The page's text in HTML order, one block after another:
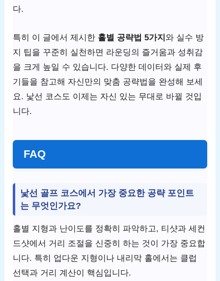
다.
특히 이 글에서 제시한 홀별 공략법 5가지 와 실수 방
지 팁을 꾸준히 실천하면 라운딩의 즐거움과 성취감
을 크게 높일 수 있습니다. 다양한 데이터와 실제 후
기들을 참고해 자신만의 맞춤 공략법을 완성해 보세
요. 낯선 코스도 이제는 자신 있는 무대로 바뀔 것입
니다.
FAQ
낯선 골프 코스에서 가장 중요한 공략 포인트
는 무엇인가요?
홀별 지형과 난이도를 정확히 파악하고, 티샷과 세컨
드샷에서 거리 조절을 신중히 하는 것이 가장 중요합
니다. 특히 업다운 지형이나 내리막 홀에서는 클럽
선택과 거리 계산이 핵심입니다.